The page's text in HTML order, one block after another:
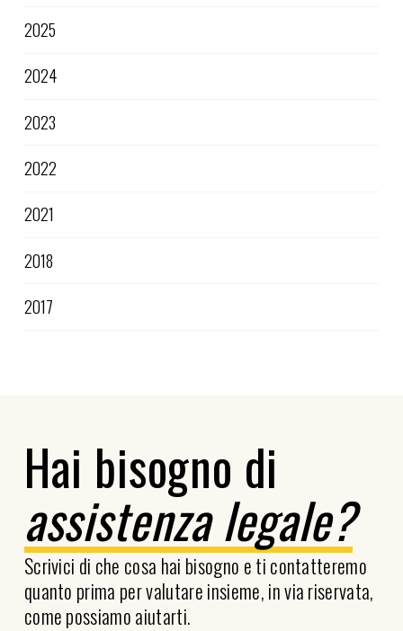
2025
2024
2023
2022
2021
2018
2017
Hai bisogno di
assistenza legale?
Scrivici di che cosa hai bisogno e ti contatteremo
quanto prima per valutare insieme, in via riservata,
come possiamo aiutarti.